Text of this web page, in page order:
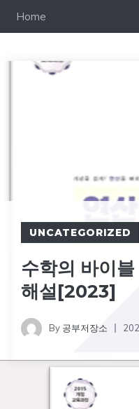
Home
UNCATEGORIZED
수학의 바이
해설[2023]
By 공부저장소